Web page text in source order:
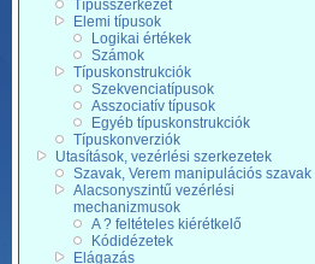
Típusszerkezet
Elemi típusok
Logikai értékek
Számok
Típuskonstrukciók
Szekvenciatípusok
Asszociatív típusok
Egyéb típuskonstrukciók
Típuskonverziók
Utasítások, vezérlési szerkezetek
Szavak, Verem manipulációs szavak
Alacsonyszintű vezérlési
mechanizmusok
A ? feltételes kiérétkelő
Kódidézetek
Elágazás